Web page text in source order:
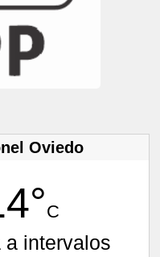
Oviedo
C
a intervalos